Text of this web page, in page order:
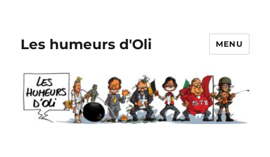
Les humeurs d'Oli MENU